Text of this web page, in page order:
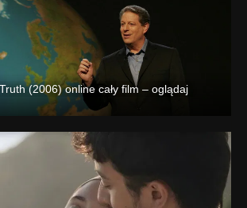
(2006) online cały film – oglądaj